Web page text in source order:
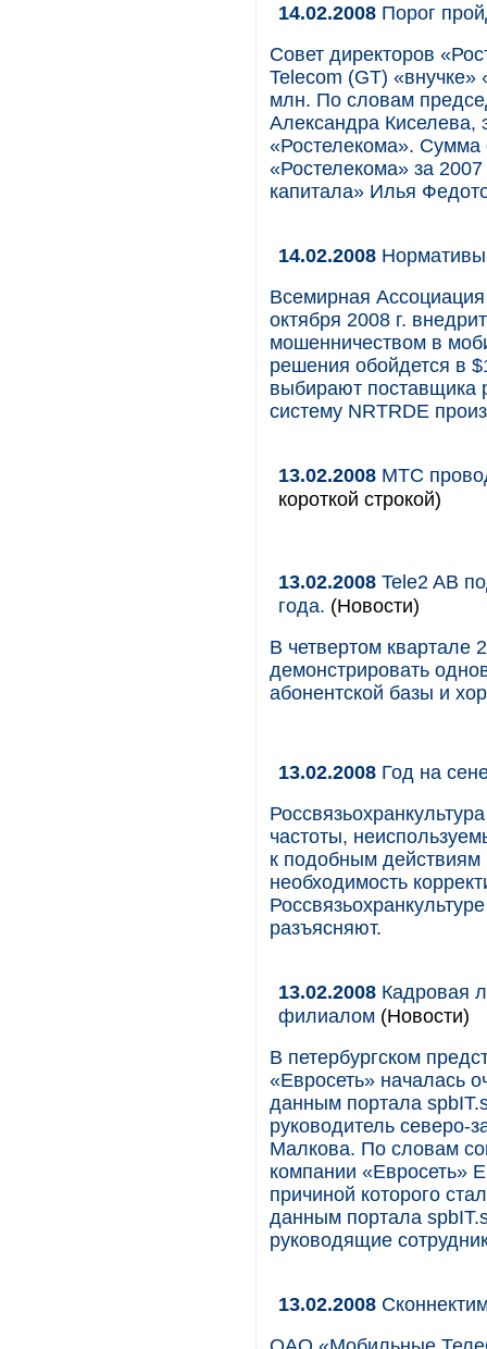
14.02.2008 Порог
Совет директоров
Telecom (GT)
млн. По словам
Александра Киселева,
«Ростелекома». Сумма
«Ростелекома» за
капитала» Илья
14.02.2008 Нормативы
Всемирная
октября 2008 г.
мошенничеством в
решения обойдется в
выбирают поставщика
систему NRTRDE
13.02.2008 МТС
короткой строкой)
13.02.2008 Tele2 AB
года. (Новости)
В четвертом квартале
демонстрировать
абонентской базы и
13.02.2008 Год на
частоты,
к подобным
необходимость
разъясняют.
13.02.2008 Кадровая
филиалом (Новости)
В петербургском
«Евросеть» началась
данным портала
руководитель северо-
Малкова. По словам
компании «Евросеть»
причиной которого
данным портала
руководящие
13.02.2008